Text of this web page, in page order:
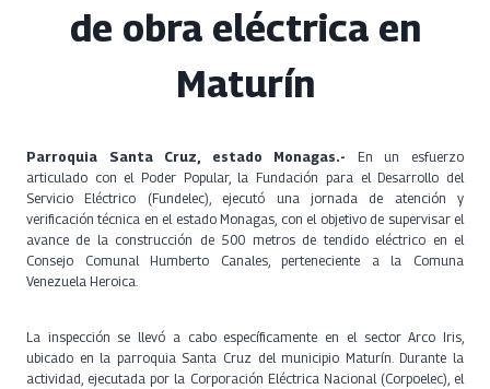
de obra eléctrica en
Maturín
Parroquia Santa Cruz, estado Monagas.- En un esfuerzo
articulado con el Poder Popular, la Fundación para el Desarrollo del
Servicio Eléctrico (Fundelec), ejecutó una jornada de atención y
verificación técnica en el estado Monagas, con el objetivo de supervisar el
avance de la construcción de 500 metros de tendido eléctrico en el
Consejo Comunal Humberto Canales, perteneciente a la Comuna
Venezuela Heroica.
La inspección se llevó a cabo específicamente en el sector Arco Iris,
ubicado en la parroquia Santa Cruz del municipio Maturín. Durante la
actividad, ejecutada por la Corporación Eléctrica Nacional (Corpoelec), el